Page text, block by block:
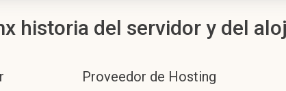
historia del servidor y del
Proveedor de Hosting